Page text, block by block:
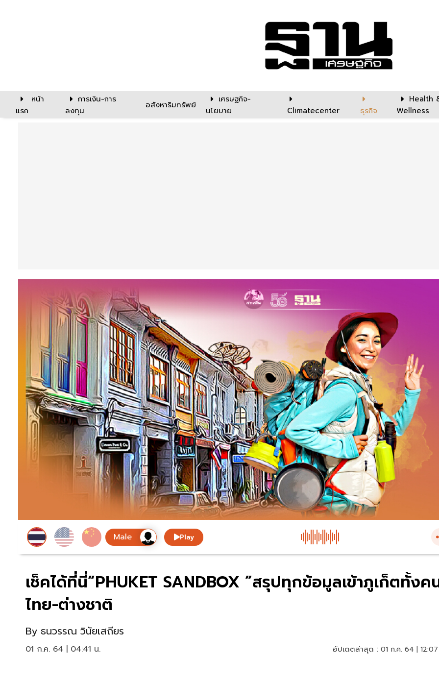
หน้า
แรก
การเงิน-การ
ลงทุน
อสังหาริมทรัพย์
เศรษฐกิจ-
นโยบาย
Climatecenter ธุรกิจ
Health
Wellness
Play
เช็คได้ที่นี่“PHUKET SANDBOX ”สรุปทุกข้อมูลเข้าภูเก็ตทั้งค
ไทย-ต่างชาติ
By ธนวรรณ วินัยเสถียร
01 ก.ค. 64 | 04:41 น. อัปเดตล่าสุด : 01 ก.ค. 64 |